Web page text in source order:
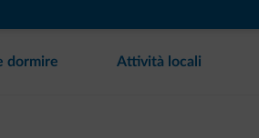
dormire Attività locali